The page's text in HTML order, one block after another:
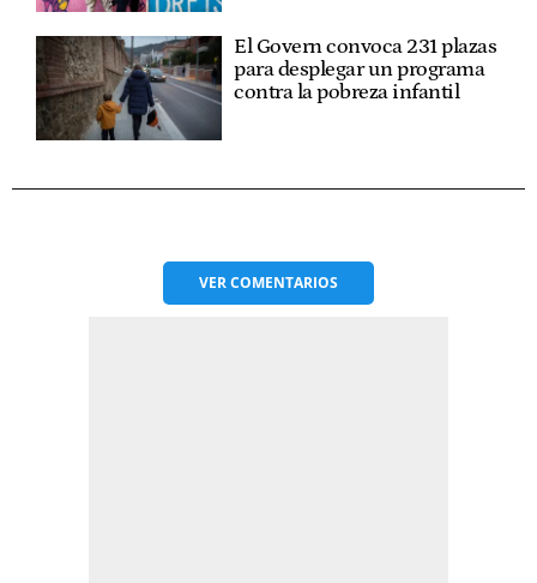
El Govern convoca 231 plazas
para desplegar un programa
contra la pobreza infantil
VERCOMENTARIOS